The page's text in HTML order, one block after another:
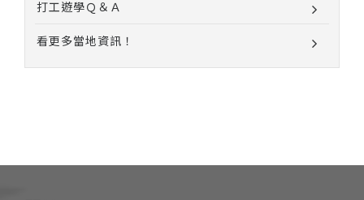
打工遊學Ｑ＆Ａ
看更多當地資訊！